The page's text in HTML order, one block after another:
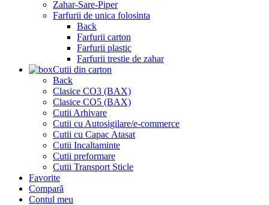
Zahar-Sare-Piper
Farfurii de unica folosinta
Back
Farfurii carton
Farfurii plastic
Farfurii trestie de zahar
Cutii din carton
Back
Clasice CO3 (BAX)
Clasice CO5 (BAX)
Cutii Arhivare
Cutii cu Autosigilare/e-commerce
Cutii cu Capac Atasat
Cutii Incaltaminte
Cutii preformare
Cutii Transport Sticle
Favorite
Compară
Contul meu